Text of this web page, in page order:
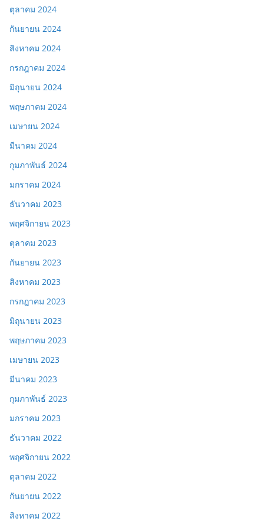
ตุลาคม 2024
กันยายน 2024
สิงหาคม 2024
กรกฎาคม 2024
มิถุนายน 2024
พฤษภาคม 2024
เมษายน 2024
มีนาคม 2024
กุมภาพันธ์ 2024
มกราคม 2024
ธันวาคม 2023
พฤศจิกายน 2023
ตุลาคม 2023
กันยายน 2023
สิงหาคม 2023
กรกฎาคม 2023
มิถุนายน 2023
พฤษภาคม 2023
เมษายน 2023
มีนาคม 2023
กุมภาพันธ์ 2023
มกราคม 2023
ธันวาคม 2022
พฤศจิกายน 2022
ตุลาคม 2022
กันยายน 2022
สิงหาคม 2022